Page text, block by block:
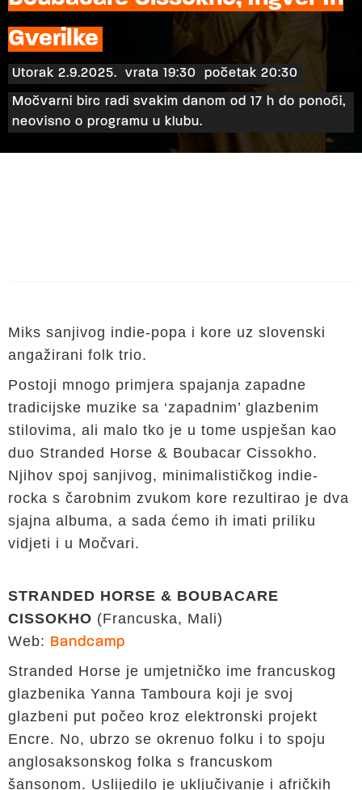
Gverilke
Utorak 2.9.2025. vrata 19:30 početak 20:30
Močvarni birc radi svakim danom od 17 h do ponoći,
neovisno o programu u klubu.
Miks sanjivog indie-popa i kore uz slovenski
angažirani folk trio.
Postoji mnogo primjera spajanja zapadne
tradicijske muzike sa ‘zapadnim’ glazbenim
stilovima, ali malo tko je u tome uspješan kao
duo Stranded Horse & Boubacar Cissokho.
Njihov spoj sanjivog, minimalističkog indie-
rocka s čarobnim zvukom kore rezultirao je dva
sjajna albuma, a sada ćemo ih imati priliku
vidjeti i u Močvari.
STRANDED HORSE & BOUBACARE
CISSOKHO (Francuska, Mali)
Web: Bandcamp
Stranded Horse je umjetničko ime francuskog
glazbenika Yanna Tamboura koji je svoj
glazbeni put počeo kroz elektronski projekt
Encre. No, ubrzo se okrenuo folku i to spoju
anglosaksonskog folka s francuskom
šansonom. Uslijedilo je uključivanje i afričkih